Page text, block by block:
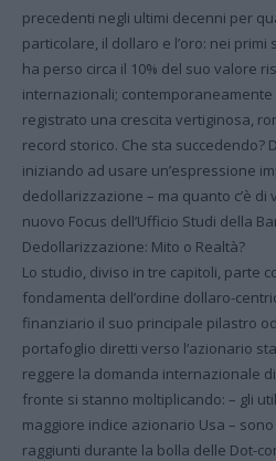
precedenti negli ultimi decenni per
particolare, il dollaro e l’oro: nei primi
ha perso circa il 10% del suo valore
internazionali; contemporaneamente
registrato una crescita vertiginosa,
record storico. Che sta succedendo?
iniziando ad usare un’espressione
dedollarizzazione – ma quanto c’è di
nuovo Focus dell’Ufficio Studi della
Dedollarizzazione: Mito o Realtà?
Lo studio, diviso in tre capitoli, parte
fondamenta dell’ordine dollaro-
finanziario il suo principale pilastro
portafoglio diretti verso l’azionario
reggere la domanda internazionale
fronte si stanno moltiplicando: – gli
maggiore indice azionario Usa –
raggiunti durante la bolla delle Dot-